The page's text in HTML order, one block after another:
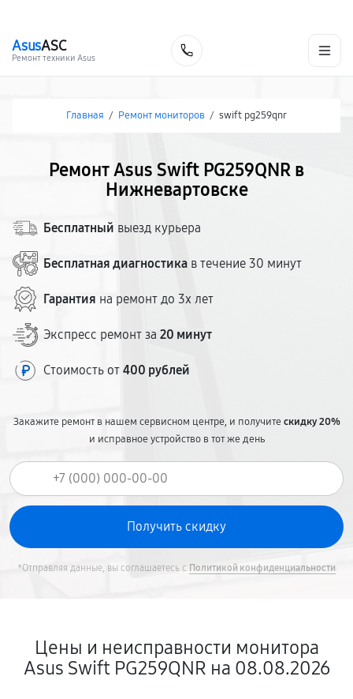
AsusASC
Ремонт техники Asus
Главная / Ремонт мониторов / swift pg259qnr
Ремонт Asus Swift PG259QNR в
Нижневартовске
Бесплатный выезд курьера
Бесплатная диагностика в течение 30 минут
Гарантия на ремонт до 3х лет
Экспресс ремонт за 20 минут
Стоимость от 400 рублей
Закажите ремонт в нашем сервисном центре, и получитескидку 20%
и исправное устройство в тот же день
*Отправляя данные, вы соглашаетесь с Политикой конфиденциальности
Цены и неисправности монитора
Asus Swift PG259QNR на 08.08.2026